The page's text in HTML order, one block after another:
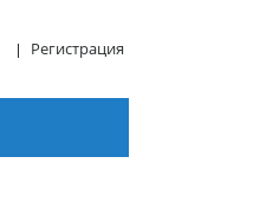
Регистрация